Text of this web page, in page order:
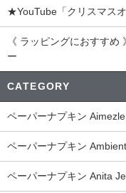
★YouTube「クリスマスオ
《 ラッピングにおすす
ー
CATEGORY
ペーパーナプキン
ペーパーナプキン
ペーパーナプキン Anita